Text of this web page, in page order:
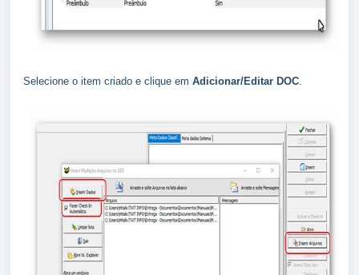
Selecione o item criado e clique em Adicionar/Editar DOC